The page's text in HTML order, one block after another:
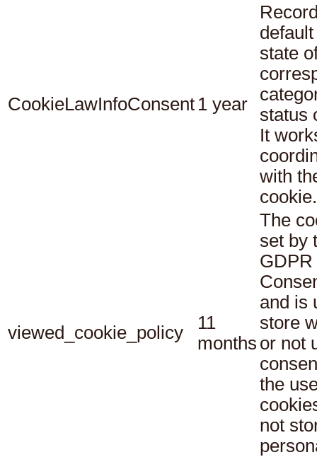
CookieLawInfoConsent 1 year
state
status
It
with
cookie.
viewed_cookie_policy
11
months
The
set by
and is
store
or not
the
not